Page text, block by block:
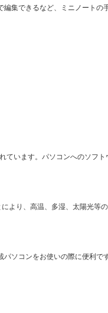
編集できるなど、ミニノートの
ています。パソコンへのソフト
より、高温、多湿、太陽光等
ソコンをお使いの際に便利です